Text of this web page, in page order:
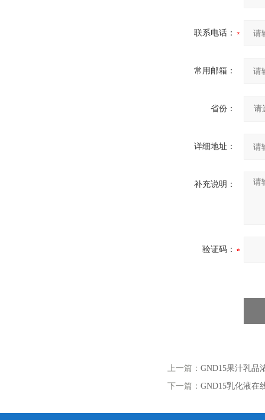
联系电话：
常用邮箱：
省份：
详细地址：
补充说明：
验证码：
上一篇： GND15果汁乳品
下一篇： GND15乳化液在